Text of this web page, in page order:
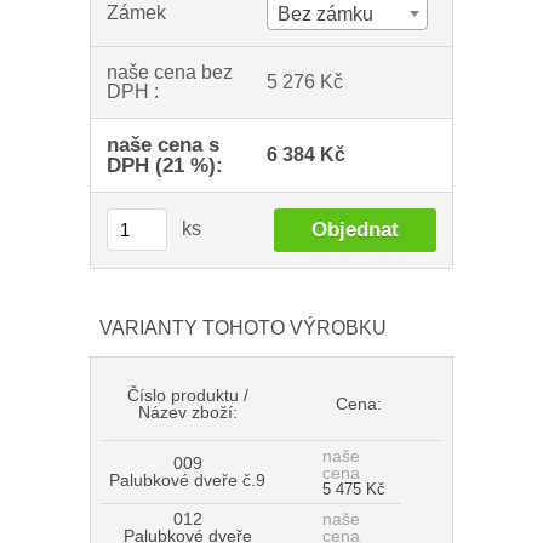
Zámek Bez zámku
naše cena bez
DPH :
5 276 Kč
naše cena s
DPH (21 %):
6 384 Kč
ks
VARIANTY TOHOTO VÝROBKU
Číslo produktu /
Název zboží:
Cena:
009
Palubkové dveře č.9
naše
cena
5 475 Kč
012
Palubkové dveře
naše
cena